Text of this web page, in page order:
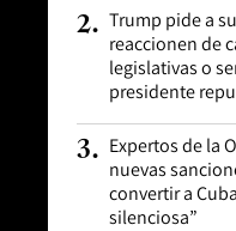
2. Trump pide a
reaccionen de
legislativas o
presidente
3. Expertos de la
nuevas
convertir a
silenciosa”